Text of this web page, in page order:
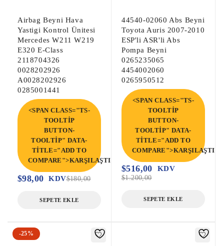
Airbag Beyni Hava
Yastigi Kontrol Ünitesi
Mercedes W211 W219
E320 E-Class
2118704326
0028202926
A0028202926
0285001441
<SPAN CLASS="TS-
TOOLTIP
BUTTON-
TOOLTIP" DATA-
TITLE="ADD TO
COMPARE">KARŞILAŞTIR</SPAN>
$180,00
$98,00 KDV
SEPETE EKLE
44540-02060 Abs Beyni
Toyota Auris 2007-2010
ESP'li ASR'li Abs
Pompa Beyni
0265235065
4454002060
0265950512
<SPAN CLASS="TS-
TOOLTIP
BUTTON-
TOOLTIP" DATA-
TITLE="ADD TO
$1.200,00
$516,00 KDV
SEPETE EKLE
-25%